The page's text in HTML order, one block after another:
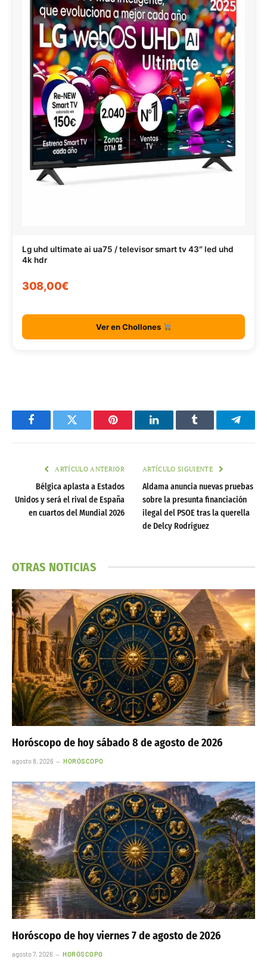
Lg uhd ultimate ai ua75 / televisor smart tv 43″ led uhd
4k hdr
308,00€
Ver en Chollones
FacebookTwitter Pinterest LinkedInTumblr
ARTÍCULO ANTERIOR
Bélgica aplasta a Estados
Unidos y será el rival de España
en cuartos del Mundial 2026
ARTÍCULO SIGUIENTE
Aldama anuncia nuevas pruebas
sobre la presunta financiación
ilegal del PSOE tras la querella
de Delcy Rodríguez
OTRAS NOTICIAS
Horóscopo de hoy sábado 8 de agosto de 2026
agosto 8, 2026 HORÓSCOPO
Horóscopo de hoy viernes 7 de agosto de 2026
agosto 7, 2026 HORÓSCOPO